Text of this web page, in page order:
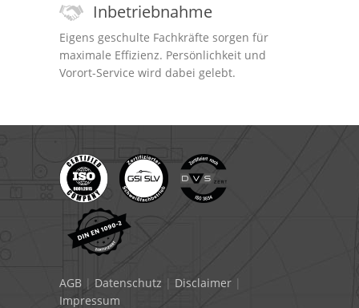
Inbetriebnahme
Eigens geschulte Fachkräfte sorgen für
maximale Effizienz. Persönlichkeit und
Vorort-Service wird dabei gelebt.
AGB | Datenschutz | Disclaimer |
Impressum